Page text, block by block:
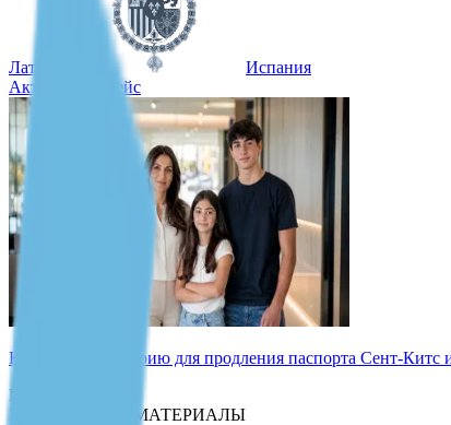
Латвия
Испания
Актуальный кейс
Как сдать биометрию для продления паспорта Сент-Китс
Ресурсы
ЭКСПЕРТНЫЕ МАТЕРИАЛЫ